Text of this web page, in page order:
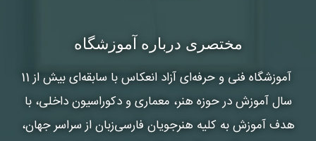
مختصری درباره آموزشگاه
آموزشگاه فنی و حرفه‌ای آزاد انعکاس
با سابقه‌ای بیش از 11
سال آموزش در حوزه هنر، معماری و دکوراسیون داخلی، با
هدف آموزش به کلیه هنرجویان فارسی‌زبان از سراسر جهان،